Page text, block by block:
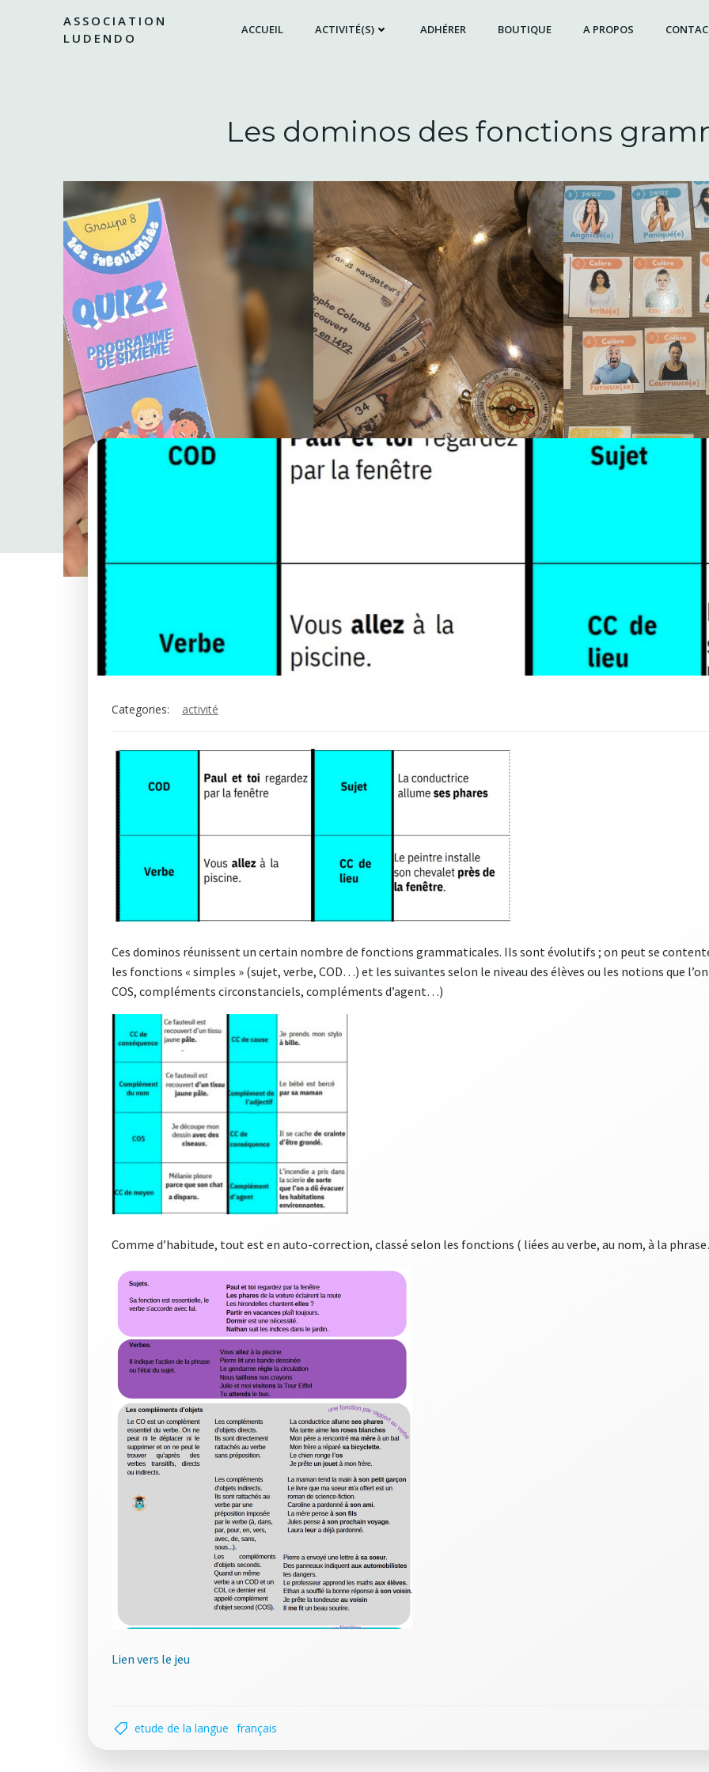
ASSOCIATION
LUDENDO
ACCUEIL ACTIVITÉ(S) ADHÉRER BOUTIQUE A PROPOS
Les dominos des fonctions
Categories: activité
Ces dominos réunissent un certain nombre de fonctions grammaticales. Ils sont évolutifs ; on peut se
les fonctions « simples » (sujet, verbe, COD…) et les suivantes selon le niveau des élèves ou les notions que
COS, compléments circonstanciels, compléments d’agent…)
Comme d’habitude, tout est en auto-correction, classé selon les fonctions ( liées au verbe, au nom, à la
Lien vers le jeu
etude de la langue français